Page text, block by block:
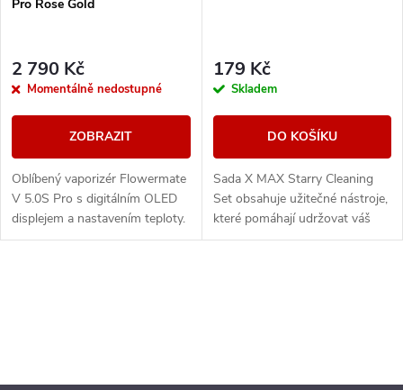
Pro Rose Gold
2 790 Kč
Momentálně nedostupné
ZOBRAZIT
Oblíbený vaporizér Flowermate
V 5.0S Pro s digitálním OLED
displejem a nastavením teploty.
Vaporizér je vhodný nejen na
179 Kč
Skladem
DO KOŠÍKU
Sada X MAX Starry Cleaning
Set obsahuje užitečné nástroje,
které pomáhají udržovat váš
Starry vaporizer čistý.